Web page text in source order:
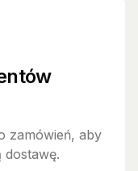
zamówień, aby
dostawę.